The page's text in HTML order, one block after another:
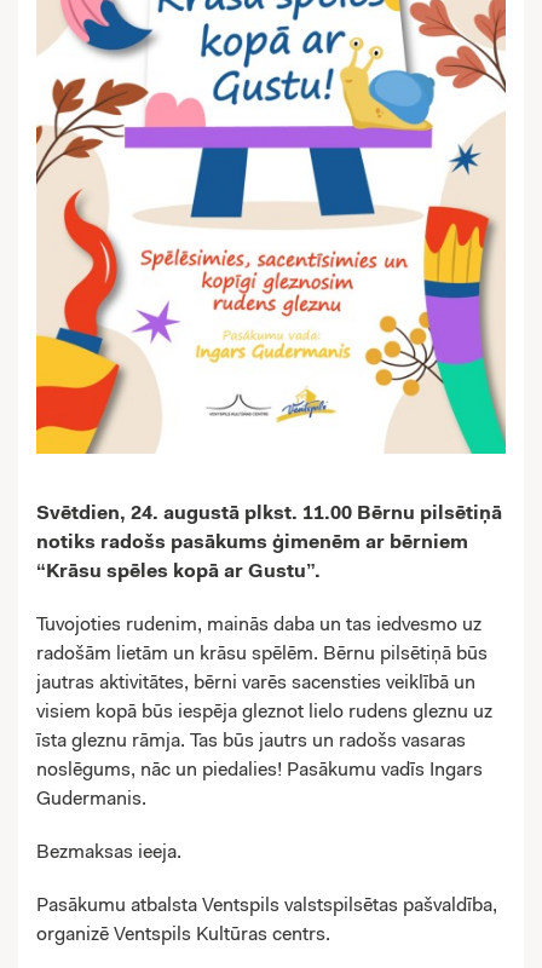
Svētdien, 24. augustā plkst. 11.00 Bērnu pilsētiņā
notiks radošs pasākums ģimenēm ar bērniem
“Krāsu spēles kopā ar Gustu”.
Tuvojoties rudenim, mainās daba un tas iedvesmo uz
radošām lietām un krāsu spēlēm. Bērnu pilsētiņā būs
jautras aktivitātes, bērni varēs sacensties veiklībā un
visiem kopā būs iespēja gleznot lielo rudens gleznu uz
īsta gleznu rāmja. Tas būs jautrs un radošs vasaras
noslēgums, nāc un piedalies! Pasākumu vadīs Ingars
Gudermanis.
Bezmaksas ieeja.
Pasākumu atbalsta Ventspils valstspilsētas pašvaldība,
organizē Ventspils Kultūras centrs.